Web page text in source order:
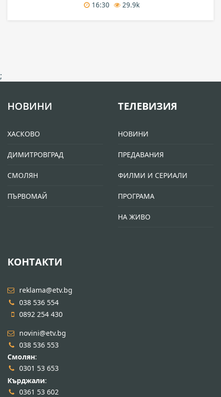
16:30
29.9k
;
НОВИНИ
ХАСКОВО
ДИМИТРОВГРАД
СМОЛЯН
ПЪРВОМАЙ
ТЕЛЕВИЗИЯ
НОВИНИ
ПРЕДАВАНИЯ
ФИЛМИ И СЕРИАЛИ
ПРОГРАМА
НА ЖИВО
КОНТАКТИ
reklama@etv.bg
038 536 554
0892 254 430
novini@etv.bg
038 536 553
Смолян:
0301 53 653
Кърджали:
0361 53 602